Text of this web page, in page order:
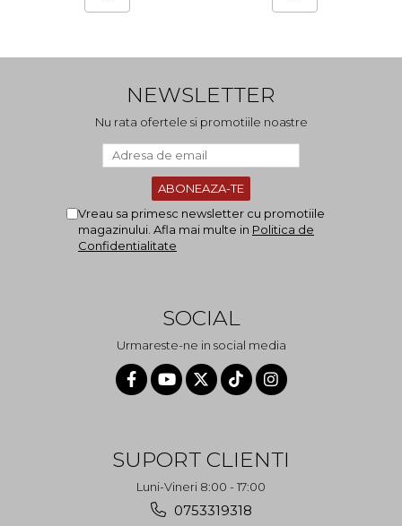
NEWSLETTER
Nu rata ofertele si promotiile noastre
Vreau sa primesc newsletter cu promotiile
magazinului. Afla mai multe in Politica de
Confidentialitate
SOCIAL
Urmareste-ne in social media
SUPORT CLIENTI
Luni-Vineri 8:00 - 17:00
0753319318